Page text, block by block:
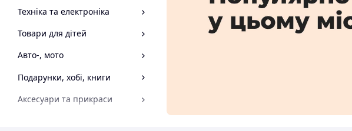
Техніка та електроніка
Товари для дітей
Авто-, мото
Подарунки, хобі, книги
Аксесуари та прикраси